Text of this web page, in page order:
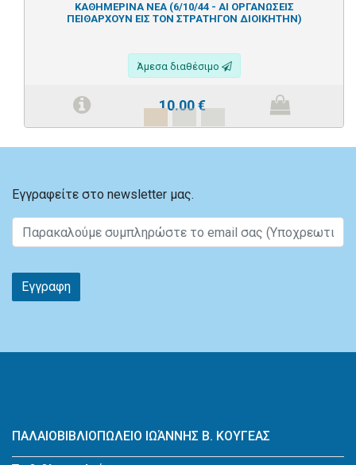
ΚΑΘΗΜΕΡΙΝΑ ΝΕΑ (6/10/44 - ΑΙ ΟΡΓΑΝΩΣΕΙΣ
ΠΕΙΘΑΡΧΟΥΝ ΕΙΣ ΤΟΝ ΣΤΡΑΤΗΓΟΝ ΔΙΟΙΚΗΤΗΝ)
Άμεσα διαθέσιμο
10.00€
Εγγραφείτε στο newsletter μας.
Εγγραφη
ΠΑΛΑΙΟΒΙΒΛΙΟΠΩΛΕΙΟ ΙΩΆΝΝΗΣ Β. ΚΟΥΓΕΑΣ